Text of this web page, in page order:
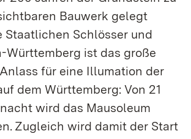
Bauwerk gelegt
Staatlichen Schlösser und
Württemberg ist das große
für eine Illumation der
dem Württemberg: Von 21
wird das Mausoleum
Zugleich wird damit der Start